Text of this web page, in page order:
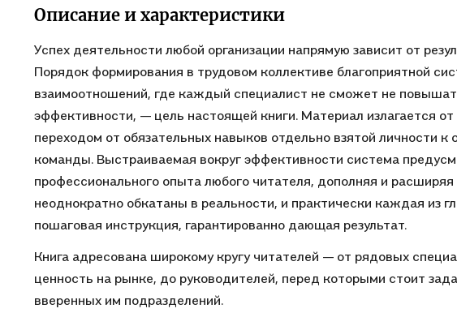
Описание и характеристики
Успех деятельности любой организации напрямую зависит от
Порядок формирования в трудовом коллективе благоприятной
взаимоотношений, где каждый специалист не сможет не
эффективности, — цель настоящей книги. Материал излагается
переходом от обязательных навыков отдельно взятой личности
команды. Выстраиваемая вокруг эффективности система
профессионального опыта любого читателя, дополняя и
неоднократно обкатаны в реальности, и практически каждая из
пошаговая инструкция, гарантированно дающая результат.
Книга адресована широкому кругу читателей — от рядовых
ценность на рынке, до руководителей, перед которыми стоит
вверенных им подразделений.